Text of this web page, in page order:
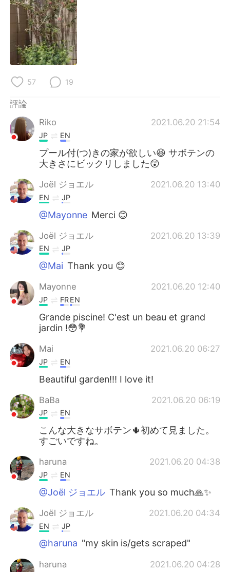
57 19
評論
Riko
2021.06.20 21:54
JP EN
プール付(つ)きの家が欲しい😆 サボテンの
大きさにビックリしました😲
Joël ジョエル 2021.06.20 13:40
EN JP
@Mayonne Merci 😊
Joël ジョエル 2021.06.20 13:39
EN JP
@Mai Thank you 😊
Mayonne 2021.06.20 12:40
JP FREN
Grande piscine! C'est un beau et grand
jardin !😳💐
Mai 2021.06.20 06:27
JP EN
Beautiful garden!!! I love it!
BaBa 2021.06.20 06:19
JP EN
こんな大きなサボテン🌵初めて見ました。
すごいですね。
haruna 2021.06.20 04:38
JP EN
@Joël ジョエル Thank you so much🙏✨
Joël ジョエル 2021.06.20 04:34
EN JP
@haruna "my skin is/gets scraped"
haruna 2021.06.20 04:28